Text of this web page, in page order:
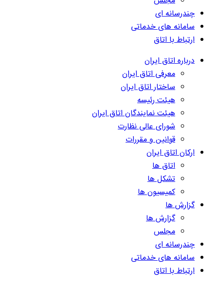
چندرسانه ای
سامانه های خدماتی
ارتباط با اتاق
درباره اتاق ایران
معرفی اتاق ایران
ساختار اتاق ایران
هیئت رئیسه
هیئت نمایندگان اتاق ایران
شورای عالی نظارت
قوانین و مقررات
ارکان اتاق ایران
اتاق ها
تشکل ها
کمیسیون ها
گزارش ها
گزارش ها
مجلس
چندرسانه ای
سامانه های خدماتی
ارتباط با اتاق